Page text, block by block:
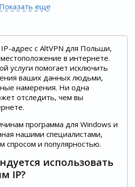
Показать еще
адрес с AltVPN для Польши,
в интернете.
услуги помогает исключить
ваших данных людьми,
намерения. Ни одна
отследить, чем вы
программа для Windows и
нашими специалистами,
спросом и популярностью.
использовать
IP?